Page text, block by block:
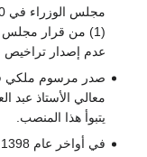
عدم إصدار تراخيص
معالي الأستاذ
يتبوأ هذا المنصب.